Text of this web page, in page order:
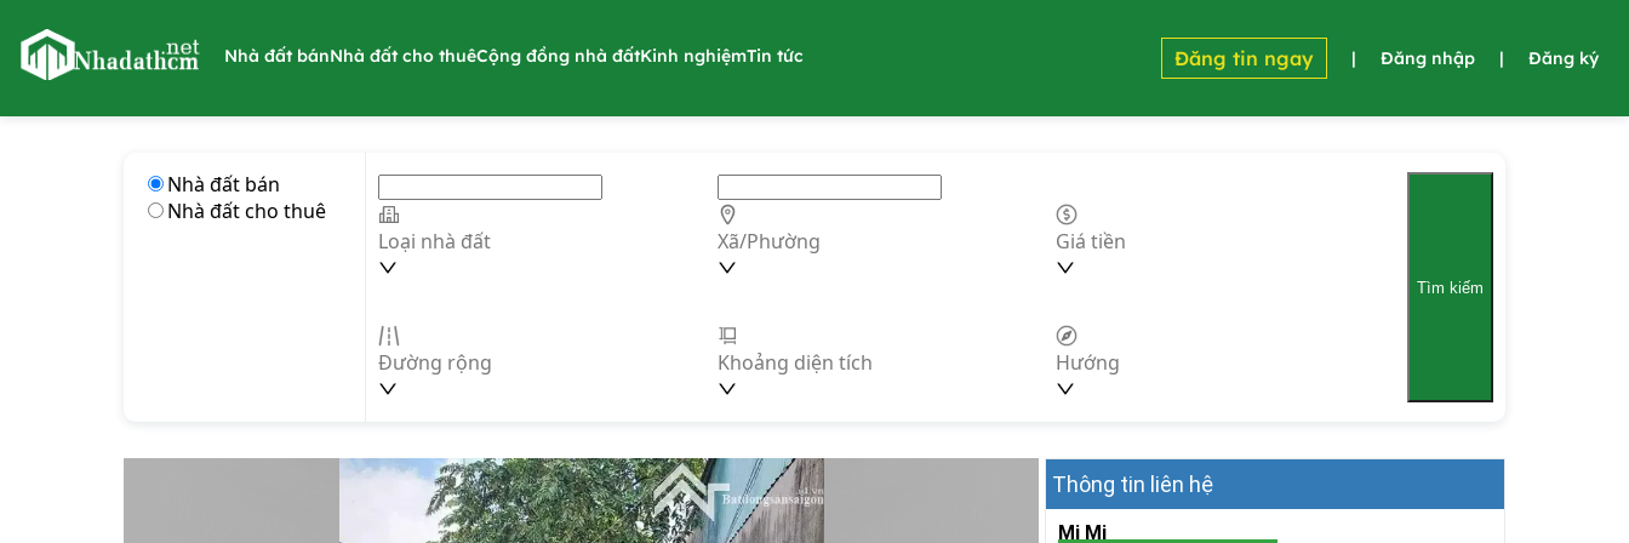
nhadathcm.net
Nhà đất bánNhà đất cho thuêCộng đồng nhà đấtKinh nghiệmTin tức Đăng tin ngay | Đăng nhập | Đăng ký
Nhà đất bán
Nhà đất cho thuê
Loại nhà đất
Xã/Phường Giá tiền
Đường rộng Khoảng diện tích Hướng
Tìm kiếm
Thông tin liên hệ
Mi Mi